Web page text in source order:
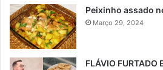
Peixinho assado
Março 29, 2024
FLÁVIO FURTADO